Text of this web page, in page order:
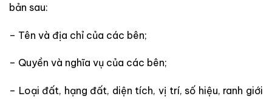
bản sau:
– Tên và địa chỉ của các bên;
– Quyền và nghĩa vụ của các bên;
– Loại đất, hạng đất, diện tích, vị trí, số hiệu, ranh giới